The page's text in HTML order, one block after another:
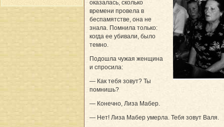
оказалась, сколько
времени провела в
беспамятстве, она не
знала. Помнила только:
когда ее убивали, было
темно.
Подошла чужая женщина
и спросила:
— Как тебя зовут? Ты
помнишь?
— Конечно, Лиза Мабер.
— Нет! Лиза Мабер умерла. Тебя зовут Валя.